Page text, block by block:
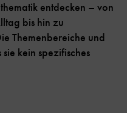
entdecken – von
bis hin zu
Themenbereiche und
kein spezifisches